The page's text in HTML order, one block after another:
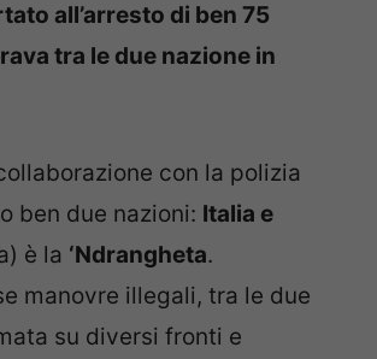
all’arresto di ben 75
tra le due nazione in
con la polizia
ben due nazioni: Italia e
è la ‘Ndrangheta.
manovre illegali, tra le due
su diversi fronti e